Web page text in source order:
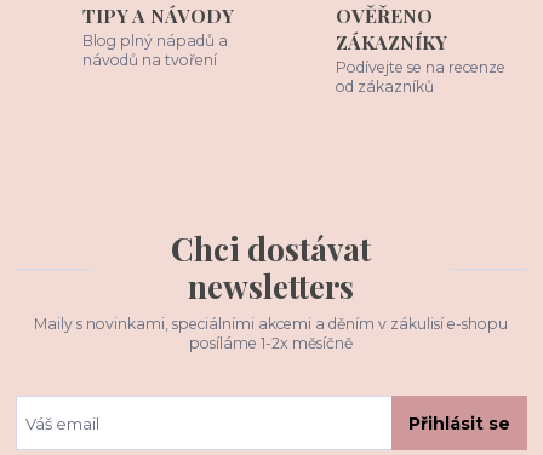
TIPY A NÁVODY
Blog plný nápadů a
návodů na tvoření
OVĚŘENO
ZÁKAZNÍKY
Podívejte se na recenze
od zákazníků
Chci dostávat
newsletters
Maily s novinkami, speciálními akcemi a děním v zákulisí e-shopu
posíláme 1-2x měsíčně
Přihlásit se